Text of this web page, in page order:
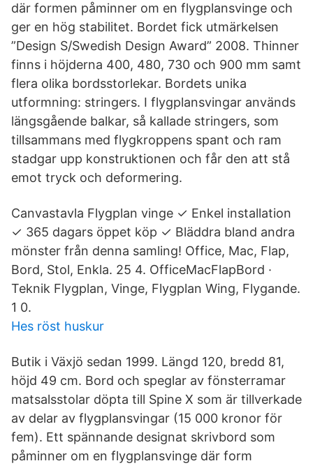
där formen påminner om en flygplansvinge och
ger en hög stabilitet. Bordet fick utmärkelsen
”Design S/Swedish Design Award” 2008. Thinner
finns i höjderna 400, 480, 730 och 900 mm samt
flera olika bordsstorlekar. Bordets unika
utformning: stringers. I flygplansvingar används
längsgående balkar, så kallade stringers, som
tillsammans med flygkroppens spant och ram
stadgar upp konstruktionen och får den att stå
emot tryck och deformering.
Canvastavla Flygplan vinge ✓ Enkel installation
✓ 365 dagars öppet köp ✓ Bläddra bland andra
mönster från denna samling! Office, Mac, Flap,
Bord, Stol, Enkla. 25 4. OfficeMacFlapBord ·
Teknik Flygplan, Vinge, Flygplan Wing, Flygande.
1 0.
Hes röst huskur
Butik i Växjö sedan 1999. Längd 120, bredd 81,
höjd 49 cm. Bord och speglar av fönsterramar
matsalsstolar döpta till Spine X som är tillverkade
av delar av flygplansvingar (15 000 kronor för
fem). Ett spännande designat skrivbord som
påminner om en flygplansvinge där form